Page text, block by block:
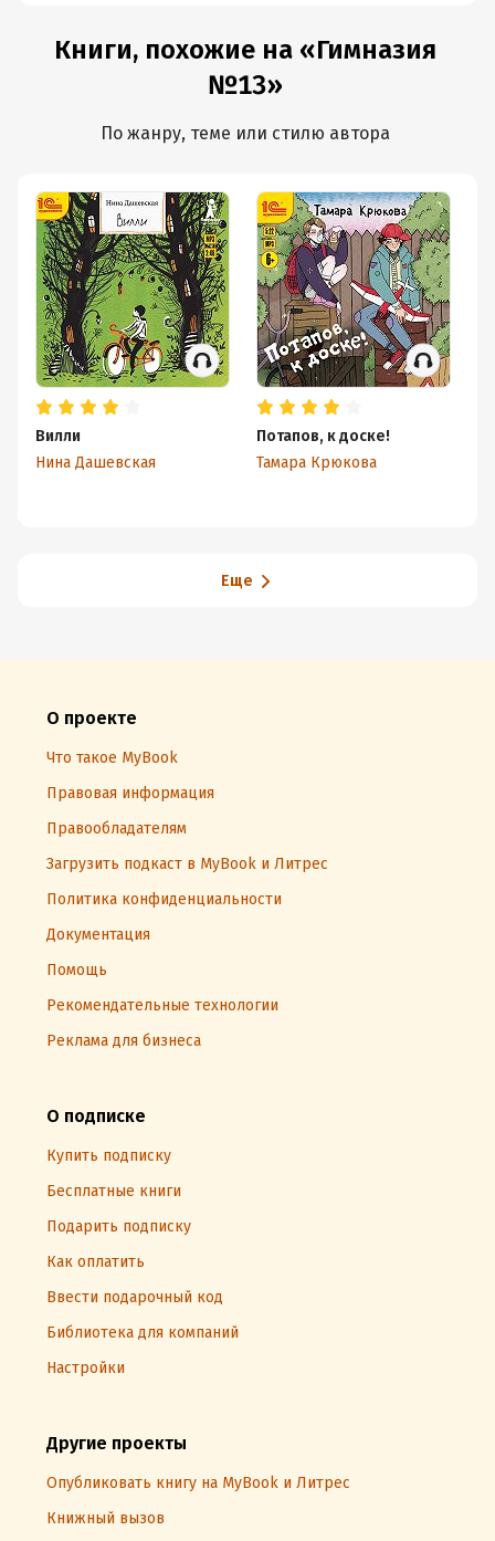
Книги, похожие на «Гимназия
№13»
По жанру, теме или стилю автора
Вилли
Нина Дашевская
Потапов, к доске!
Тамара Крюкова
Еще
О проекте
Что такое MyBook
Правовая информация
Правообладателям
Загрузить подкаст в MyBook и Литрес
Политика конфиденциальности
Документация
Помощь
Рекомендательные технологии
Реклама для бизнеса
О подписке
Купить подписку
Бесплатные книги
Подарить подписку
Как оплатить
Ввести подарочный код
Библиотека для компаний
Настройки
Другие проекты
Опубликовать книгу на MyBook и Литрес
Книжный вызов